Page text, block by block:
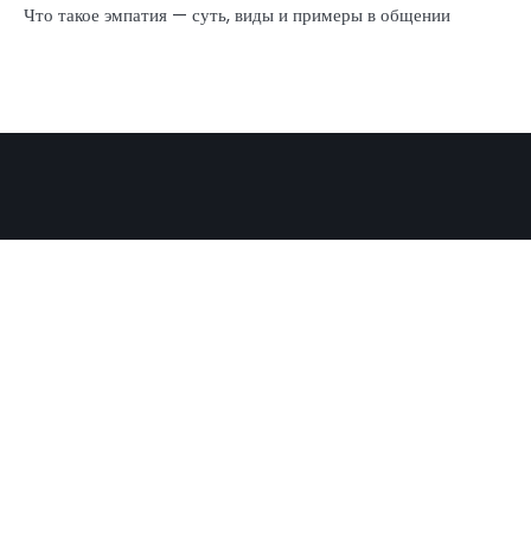
Что такое эмпатия — суть, виды и примеры в общении